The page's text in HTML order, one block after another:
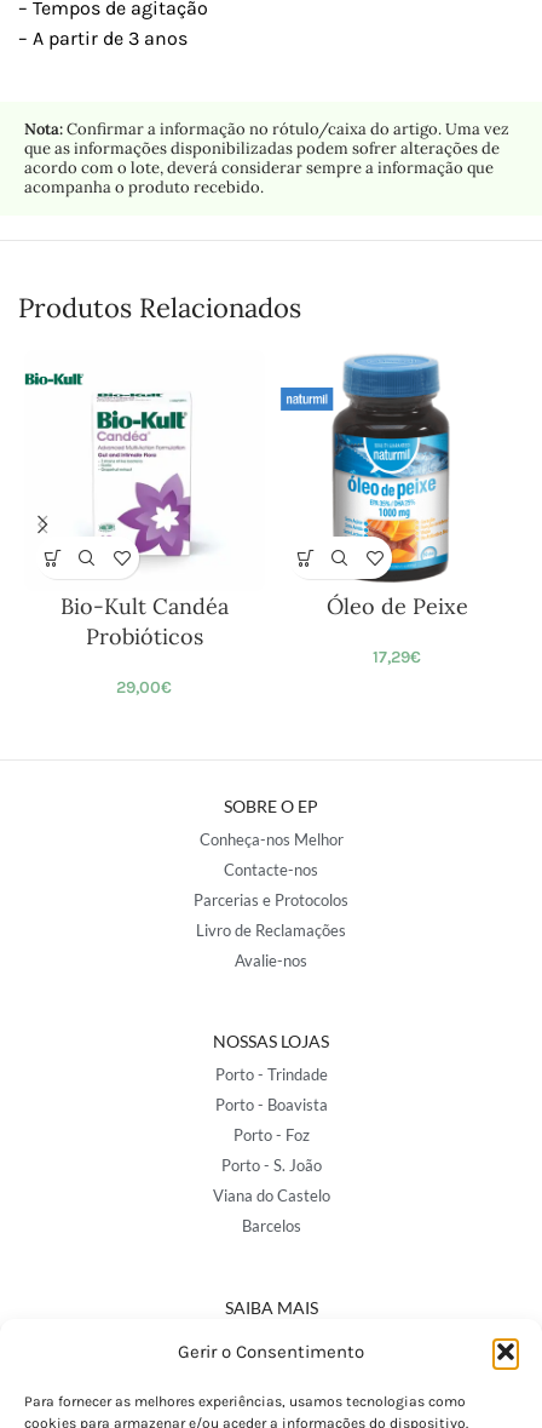
Gerir o Consentimento
Para fornecer as melhores experiências, usamos tecnologias como
cookies para armazenar e/ou aceder a informações do dispositivo.
– Tempos de agitação
– A partir de 3 anos
Nota:Confirmar a informação no rótulo/caixa do artigo. Uma vez
que as informações disponibilizadas podem sofrer alterações de
acordo com o lote, deverá considerar sempre a informação que
acompanha o produto recebido.
Produtos Relacionados
Bio-Kult Candéa
Probióticos
29,00€
Óleo de Peixe
17,29€
SOBRE O EP
Conheça-nos Melhor
Contacte-nos
Parcerias e Protocolos
Livro de Reclamações
Avalie-nos
NOSSAS LOJAS
Porto - Trindade
Porto - Boavista
Porto - Foz
Porto - S. João
Viana do Castelo
Barcelos
SAIBA MAIS
Política de Privacidade
Termos e Condições